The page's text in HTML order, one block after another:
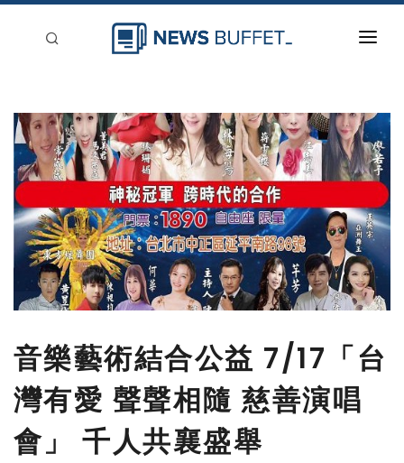
新聞稿分類
登入
音樂藝術結合公益 7/17「台
灣有愛 聲聲相隨 慈善演唱
會」 千人共襄盛舉